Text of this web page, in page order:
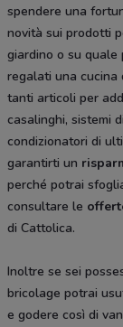
spendere una
novità sui prodotti
giardino o su
regalati una cucina
tanti articoli per
casalinghi, sistemi
condizionatori di
garantirti un
perché potrai
consultare le
di Cattolica.
Inoltre se sei
bricolage potrai
e godere così di